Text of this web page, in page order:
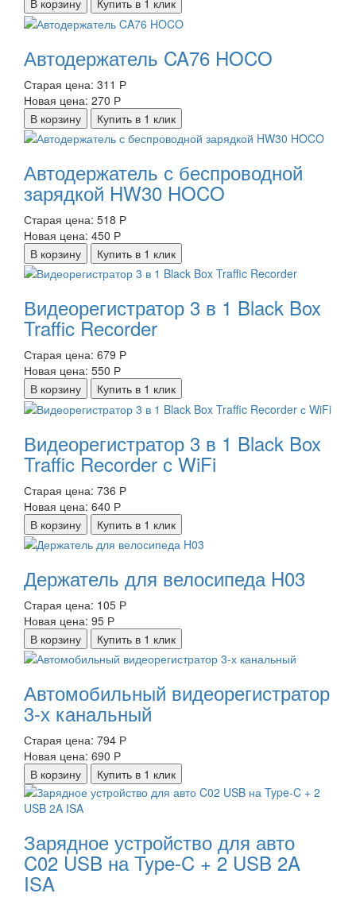
В корзину Купить в 1 клик
Автодержатель CA76 HOCO
Старая цена: 311 Р
Новая цена: 270 Р
В корзину
Купить в 1 клик
Автодержатель с беспроводной
зарядкой HW30 HOCO
Старая цена: 518 Р
Новая цена: 450 Р
В корзину
Купить в 1 клик
Видеорегистратор 3 в 1 Black Box
Traffic Recorder
Старая цена: 679 Р
Новая цена: 550 Р
В корзину
Купить в 1 клик
Видеорегистратор 3 в 1 Black Box
Traffic Recorder с WiFi
Старая цена: 736 Р
Новая цена: 640 Р
В корзину
Купить в 1 клик
Держатель для велосипеда H03
Старая цена: 105 Р
Новая цена: 95 Р
В корзину
Купить в 1 клик
Автомобильный видеорегистратор
3-х канальный
Старая цена: 794 Р
Новая цена: 690 Р
В корзину
Купить в 1 клик
Зарядное устройство для авто
C02 USB на Type-C + 2 USB 2A
ISA